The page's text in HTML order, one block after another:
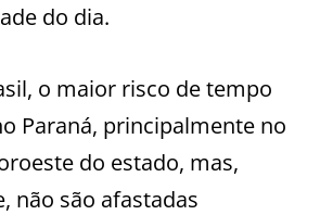
do dia.
o maior risco de tempo
Paraná, principalmente no
do estado, mas,
não são afastadas